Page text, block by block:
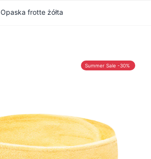
Opaska frotte żółta
Summer Sale -30%